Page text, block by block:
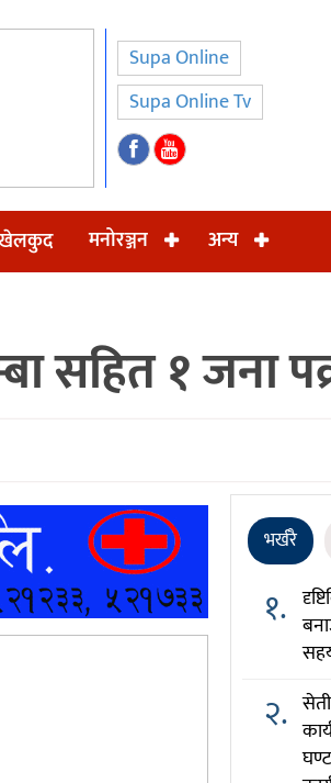
Supa Online
Supa Online Tv
मनोरञ्जन अन्य
सहित १ जना
भर्खरै
१.
२.